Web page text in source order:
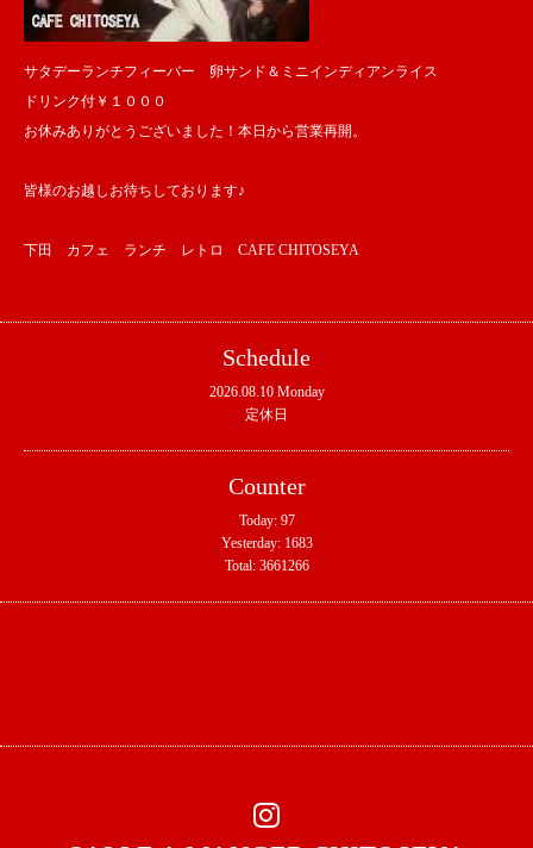
サタデーランチフィーバー 卵サンド＆ミニインディアンライス
ドリンク付￥１０００
お休みありがとうございました！本日から営業再開。
皆様のお越しお待ちしております♪
下田 カフェ ランチ レトロ CAFE CHITOSEYA
Schedule
2026.08.10 Monday
定休日
Counter
Today: 97
Yesterday: 1683
Total: 3661266